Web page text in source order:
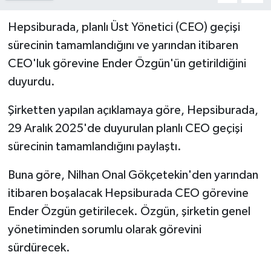
Hepsiburada, planlı Üst Yönetici (CEO) geçişi
sürecinin tamamlandığını ve yarından itibaren
CEO'luk görevine Ender Özgün'ün getirildiğini
duyurdu.
Şirketten yapılan açıklamaya göre, Hepsiburada,
29 Aralık 2025'de duyurulan planlı CEO geçişi
sürecinin tamamlandığını paylaştı.
Buna göre, Nilhan Onal Gökçetekin'den yarından
itibaren boşalacak Hepsiburada CEO görevine
Ender Özgün getirilecek. Özgün, şirketin genel
yönetiminden sorumlu olarak görevini
sürdürecek.